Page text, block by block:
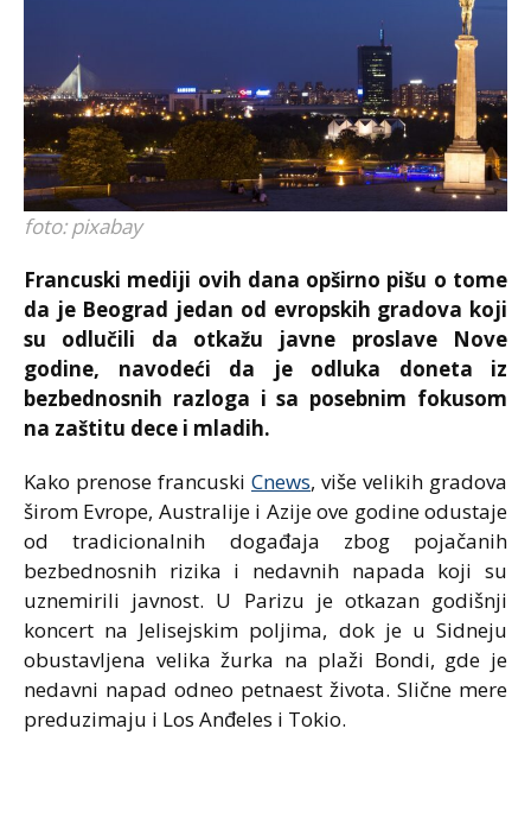
foto: pixabay
Francuski mediji ovih dana opširno pišu o tome
da je Beograd jedan od evropskih gradova koji
su odlučili da otkažu javne proslave Nove
godine, navodeći da je odluka doneta iz
bezbednosnih razloga i sa posebnim fokusom
na zaštitu dece i mladih.
Kako prenose francuski Cnews, više velikih gradova
širom Evrope, Australije i Azije ove godine odustaje
od tradicionalnih događaja zbog pojačanih
bezbednosnih rizika i nedavnih napada koji su
uznemirili javnost. U Parizu je otkazan godišnji
koncert na Jelisejskim poljima, dok je u Sidneju
obustavljena velika žurka na plaži Bondi, gde je
nedavni napad odneo petnaest života. Slične mere
preduzimaju i Los Anđeles i Tokio.